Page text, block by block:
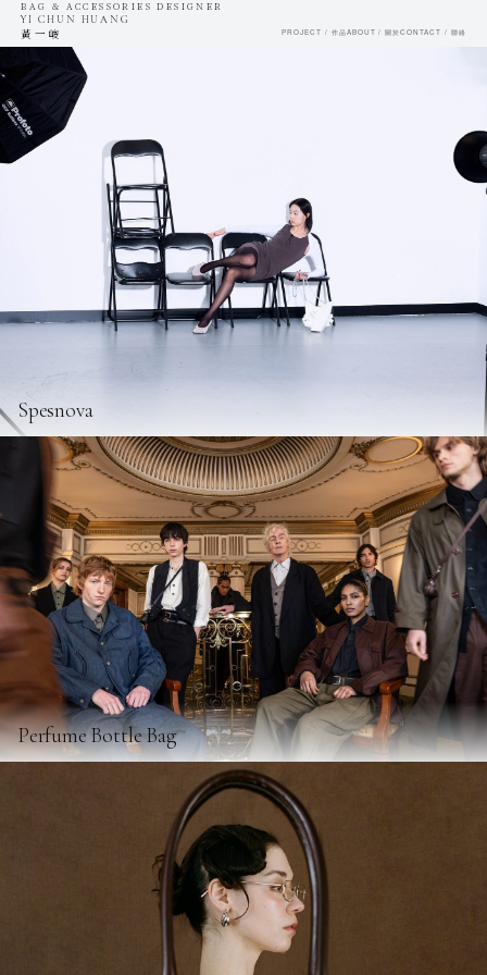
YI CHUN HUANG
黃一峻 PROJECT / 作品ABOUT / 關於CONTACT / 聯絡
BAG & ACCESSORIES DESIGNER
Spesnova
Perfume Bottle Bag